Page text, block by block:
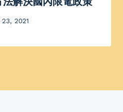
2021